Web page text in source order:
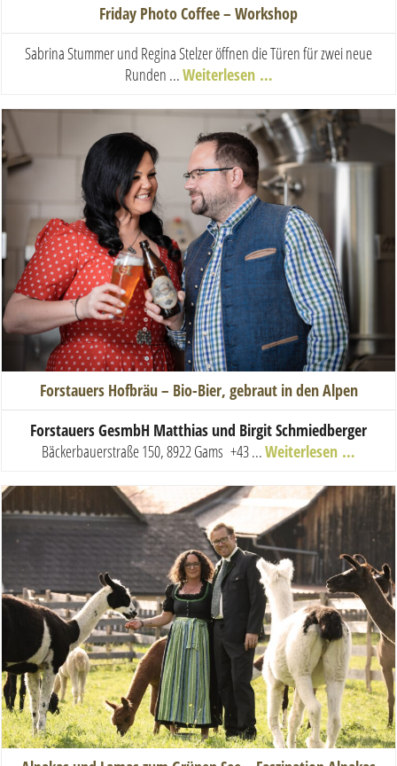
Friday Photo Coffee – Workshop
Sabrina Stummer und Regina Stelzer öffnen die Türen für zwei neue
Runden ...Weiterlesen …
Forstauers Hofbräu – Bio-Bier, gebraut in den Alpen
Forstauers GesmbH Matthias und Birgit Schmiedberger
Bäckerbauerstraße 150, 8922 Gams +43 ...Weiterlesen …